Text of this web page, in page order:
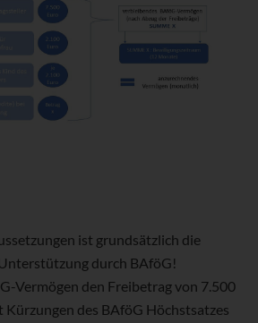
ist grundsätzlich die
durch BAföG!
Vermögen den Freibetrag von 7.500
Kürzungen des BAföG Höchstsatzes